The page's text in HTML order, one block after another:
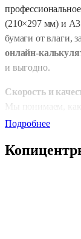
(210×297 мм) и
бумаги от влаги,
онлайн-
и выгодно.
Скорость и
Мы понимаем, как
ламинирование
обычная
Подробнее